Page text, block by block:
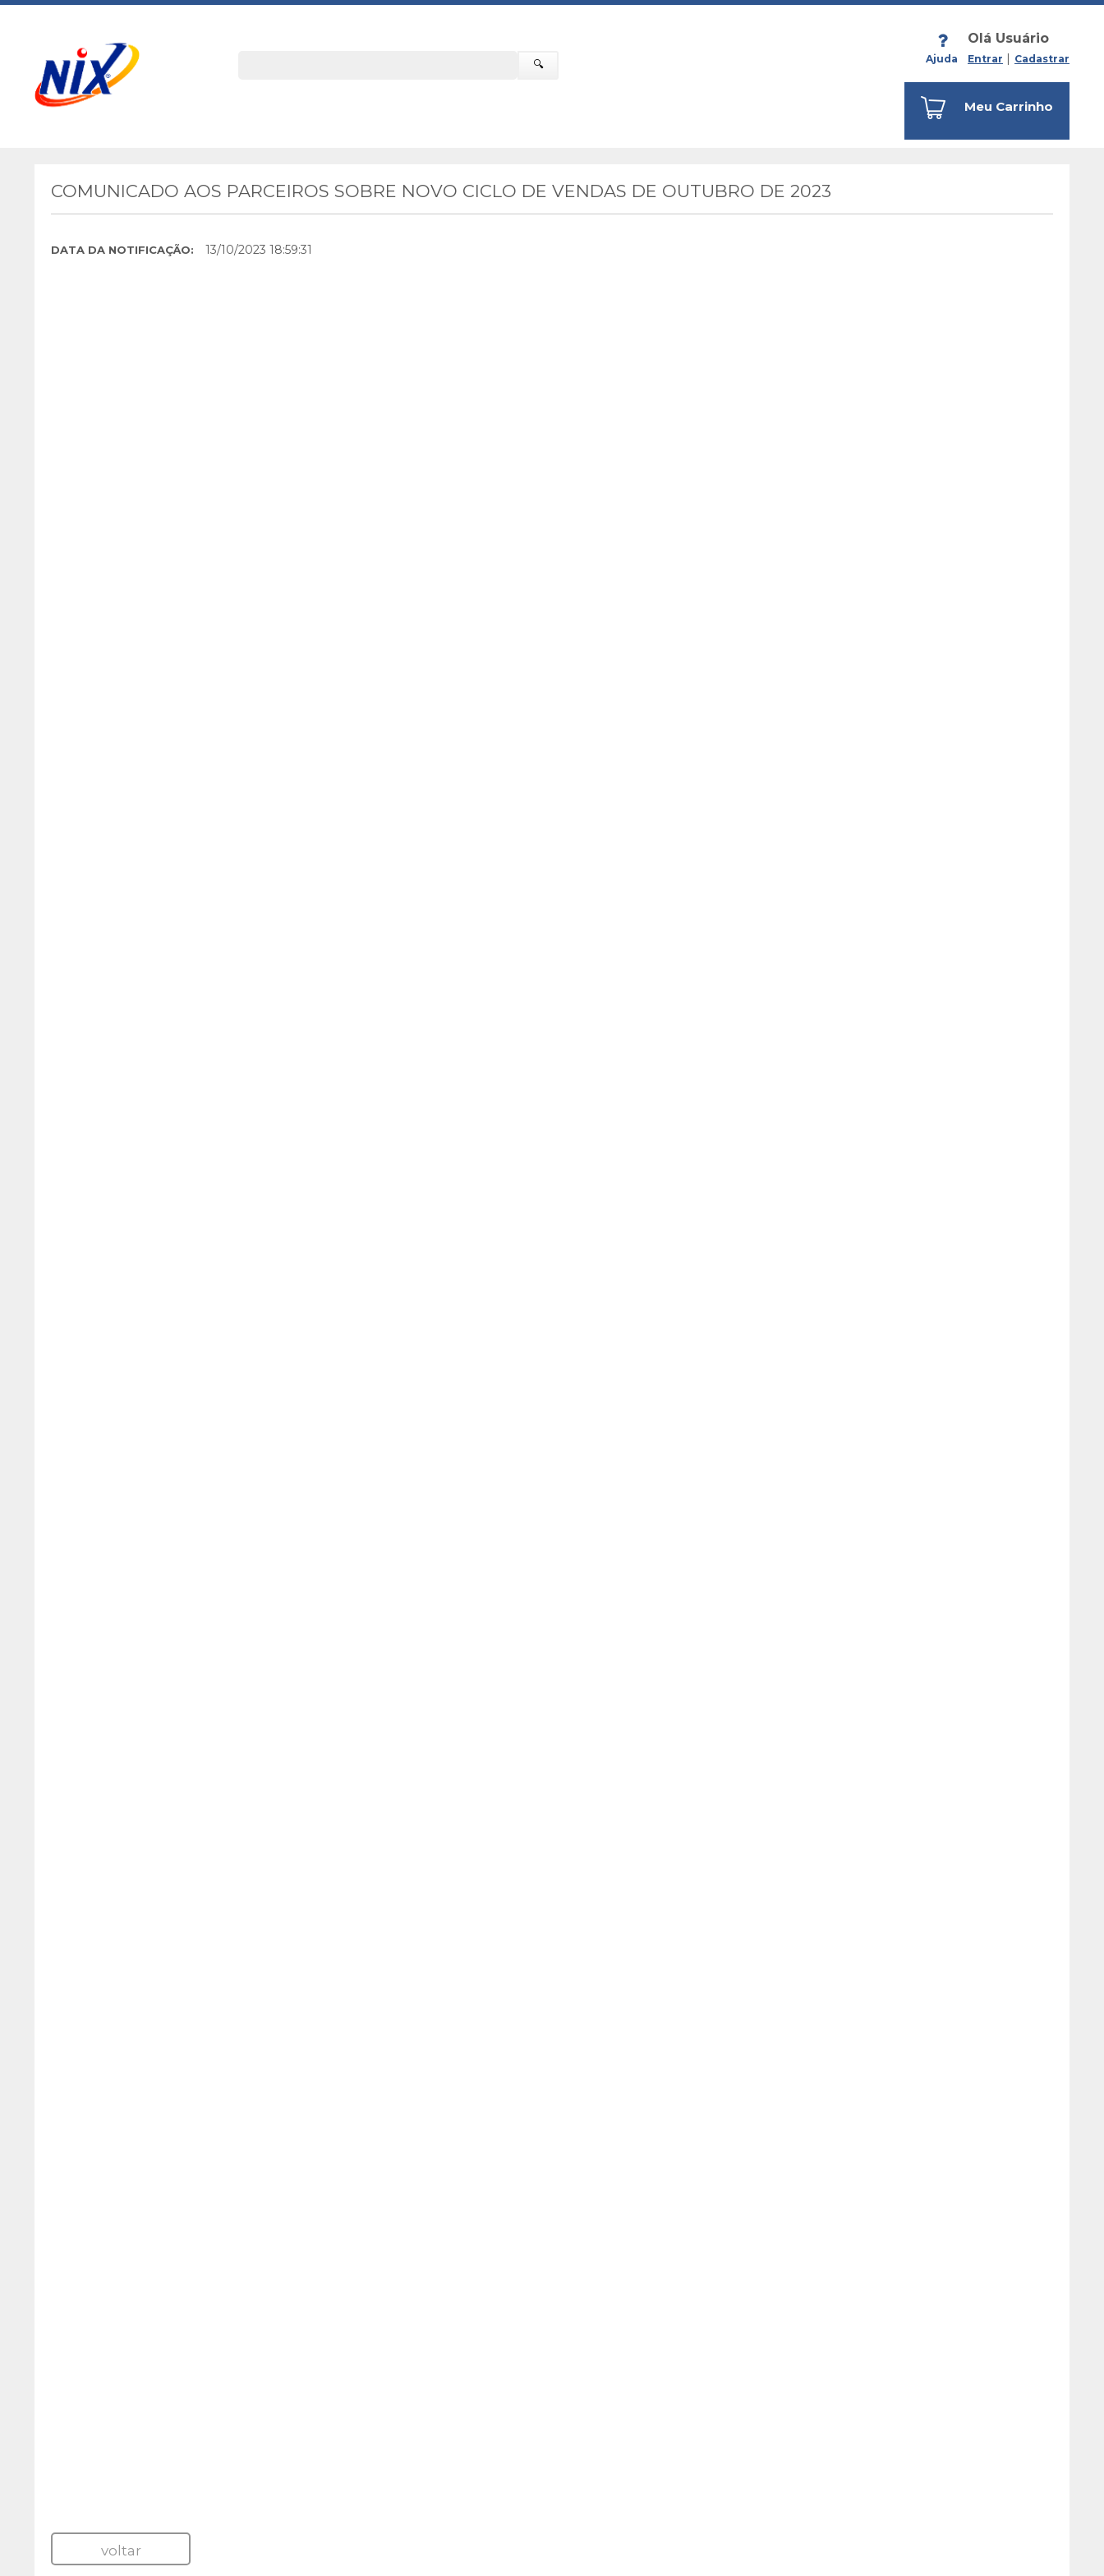
🔍 Ajuda
Olá Usuário
Entrar Cadastrar
Meu Carrinho
COMUNICADO AOS PARCEIROS SOBRE NOVO CICLO DE VENDAS DE OUTUBRO DE 2023
DATA DA NOTIFICAÇÃO: 13/10/2023 18:59:31
voltar